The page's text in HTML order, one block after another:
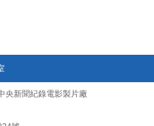
央新聞紀錄電影製片廠